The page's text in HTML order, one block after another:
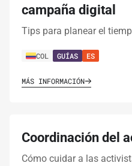
campaña digital
Tips para planear el
COL GUÍAS ES
MÁS INFORMACIÓN
Coordinación del
Cómo cuidar a las